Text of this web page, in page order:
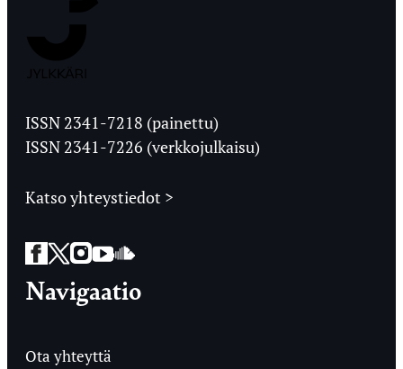
Ylioppilaslehti
ISSN 2341-7218 (painettu)
ISSN 2341-7226 (verkkojulkaisu)
Katso yhteystiedot >
Facebook
Twitter
Instagram
YouTube
SoundCloud
Navigaatio
Ota yhteyttä